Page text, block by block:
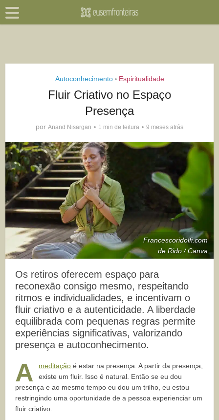
Autoconhecimento • Espiritualidade
Fluir Criativo no Espaço
Presença
por Anand Nisargan 1 min de leitura 9 meses atrás
Francescoridolfi.com
de Rido / Canva
Os retiros oferecem espaço para
reconexão consigo mesmo, respeitando
ritmos e individualidades, e incentivam o
fluir criativo e a autenticidade. A liberdade
equilibrada com pequenas regras permite
experiências significativas, valorizando
presença e autoconhecimento.
A meditação é estar na presença. A partir da presença,
existe um fluir. Isso é natural. Então se eu dou
presença e ao mesmo tempo eu dou um trilho, eu estou
restringindo uma oportunidade de a pessoa experienciar um
fluir criativo.